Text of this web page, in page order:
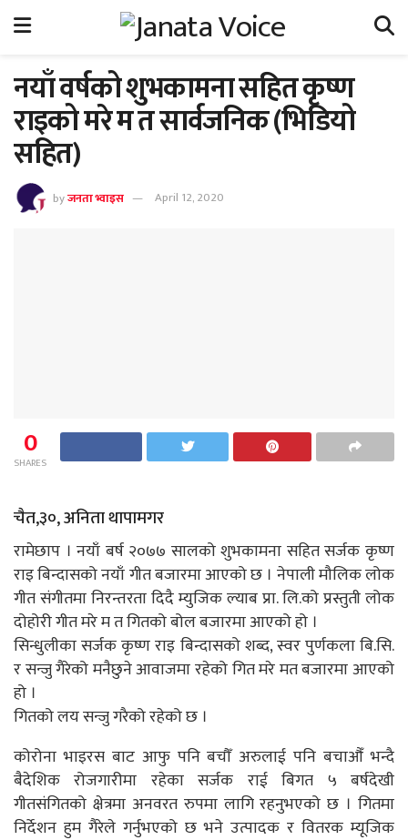
नयाँ वर्षको शुभकामना सहित कृष्ण
राइको मरे म त सार्वजनिक (भिडियो
सहित)
byजनता भ्वाइस April 12, 2020
0
SHARES
चैत,३०, अनिता थापामगर
रामेछाप । नयाँ बर्ष २०७७ सालको शुभकामना सहित सर्जक कृष्ण
राइ बिन्दासको नयाँ गीत बजारमा आएको छ । नेपाली मौलिक लोक
गीत संगीतमा निरन्तरता दिदै म्युजिक ल्याब प्रा‍‍. लि.को प्रस्तुती लोक
दोहोरी गीत मरे म त गितको बोल बजारमा आएको हो ।
सिन्धुलीका सर्जक कृष्ण राइ बिन्दासको शब्द, स्वर पुर्णकला बि.सि.
र सन्जु गैरेको मनैछुने आवाजमा रहेको गित मरे मत बजारमा आएको
हो ।
गितको लय सन्जु गरैको रहेको छ ।
कोरोना भाइरस बाट आफु पनि बचौँ अरुलाई पनि बचाऔँ भन्दै
बैदेशिक रोजगारीमा रहेका सर्जक राई बिगत ५ बर्षदेखी
गीतसंगितको क्षेत्रमा अनवरत रुपमा लागि रहनुभएको छ । गितमा
निर्देशन हुम गैरेले गर्नुभएको छ भने उत्पादक र वितरक म्यूजिक